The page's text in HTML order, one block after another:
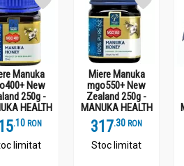
datorită conţinutului său
sa antibacteriană unică în lume.
Manuka
New
250g -
HEALTH
.1 RON
limitat
Miere Manuka
mgo550+ New
Zealand 250g -
MANUKA HEALTH
317.3 RON
Stoc limitat